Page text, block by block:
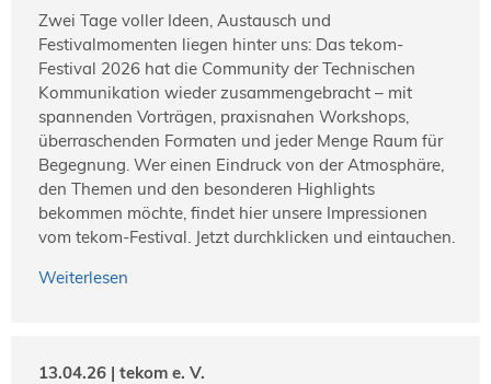
Zwei Tage voller Ideen, Austausch und
Festivalmomenten liegen hinter uns: Das tekom-
Festival 2026 hat die Community der Technischen
Kommunikation wieder zusammengebracht – mit
spannenden Vorträgen, praxisnahen Workshops,
überraschenden Formaten und jeder Menge Raum für
Begegnung. Wer einen Eindruck von der Atmosphäre,
den Themen und den besonderen Highlights
bekommen möchte, findet hier unsere Impressionen
vom tekom-Festival. Jetzt durchklicken und eintauchen.
Weiterlesen
13.04.26 | tekom e. V.